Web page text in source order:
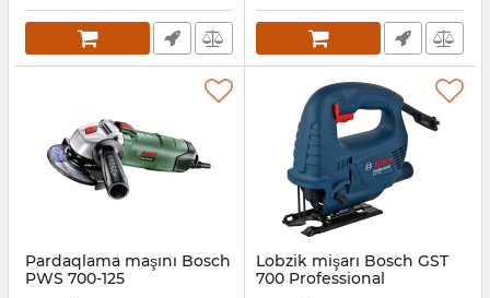
Pardaqlama maşını Bosch
PWS 700-1 25
Lobzik mişarı Bosch GST
700 Professional